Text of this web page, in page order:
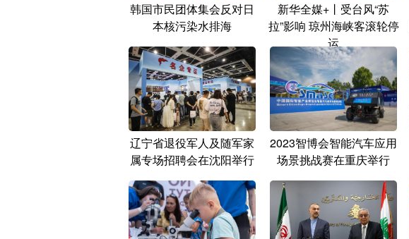
韩国市民团体集会反对日
本核污染水排海
新华全媒+丨受台风“苏
拉”影响 琼州海峡客滚轮停
运
辽宁省退役军人及随军家
属专场招聘会在沈阳举行
2023智博会智能汽车应用
场景挑战赛在重庆举行